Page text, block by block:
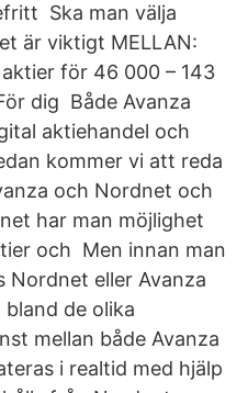
Ska man välja
är viktigt MELLAN:
för 46 000 – 143
dig Både Avanza
aktiehandel och
kommer vi att reda
och Nordnet och
har man möjlighet
och Men innan man
Nordnet eller Avanza
de olika
mellan både Avanza
i realtid med hjälp